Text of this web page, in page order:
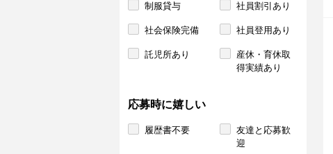
制服貸与 社員割引あり
社会保険完備 社員登用あり
託児所あり
産休・育休取
得実績あり
応募時に嬉しい
履歴書不要
友達と応募歓
迎